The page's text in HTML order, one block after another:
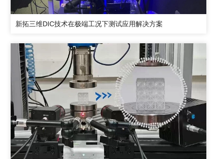
新拓三维DIC技术在极端工况下测试应用解决方案